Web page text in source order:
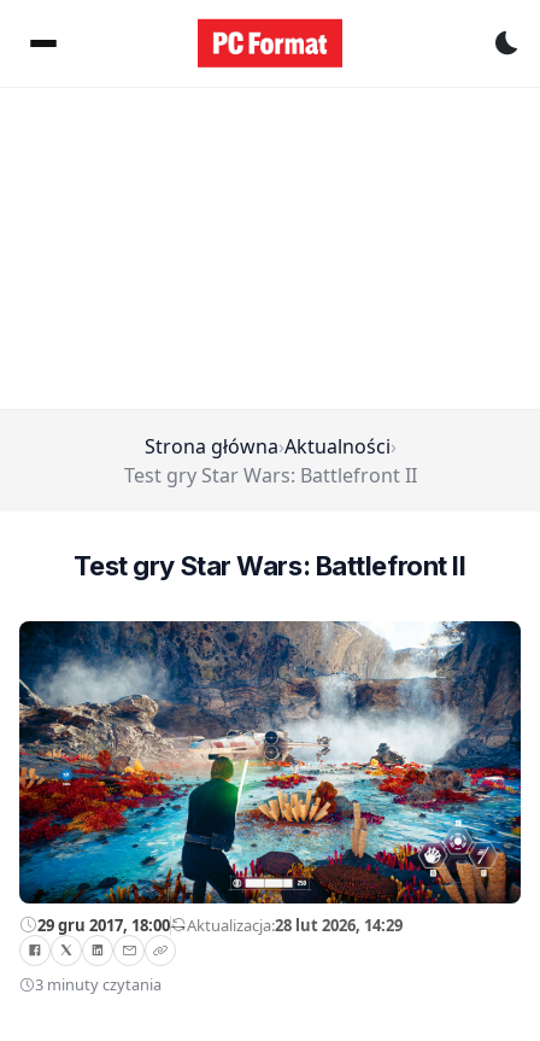
Strona główna›Aktualności›
Test gry Star Wars: Battlefront II
Test gry Star Wars: Battlefront II
29 gru 2017, 18:00—Aktualizacja:28 lut 2026, 14:29
3 minuty czytania